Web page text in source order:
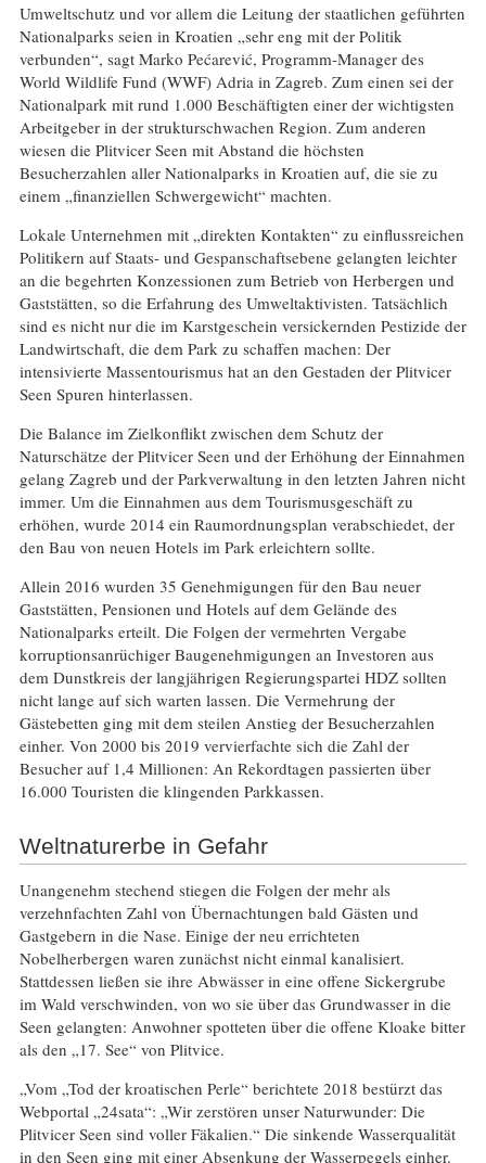
Umweltschutz und vor allem die Leitung der staatlichen geführten
Nationalparks seien in Kroatien „sehr eng mit der Politik
verbunden“, sagt Marko Pećarević, Programm-Manager des
World Wildlife Fund (WWF) Adria in Zagreb. Zum einen sei der
Nationalpark mit rund 1.000 Beschäftigten einer der wichtigsten
Arbeitgeber in der strukturschwachen Region. Zum anderen
wiesen die Plitvicer Seen mit Abstand die höchsten
Besucherzahlen aller Nationalparks in Kroatien auf, die sie zu
einem „finanziellen Schwergewicht“ machten.
Lokale Unternehmen mit „direkten Kontakten“ zu einflussreichen
Politikern auf Staats- und Gespanschaftsebene gelangten leichter
an die begehrten Konzessionen zum Betrieb von Herbergen und
Gaststätten, so die Erfahrung des Umweltaktivisten. Tatsächlich
sind es nicht nur die im Karstgeschein versickernden Pestizide der
Landwirtschaft, die dem Park zu schaffen machen: Der
intensivierte Massentourismus hat an den Gestaden der Plitvicer
Seen Spuren hinterlassen.
Die Balance im Zielkonflikt zwischen dem Schutz der
Naturschätze der Plitvicer Seen und der Erhöhung der Einnahmen
gelang Zagreb und der Parkverwaltung in den letzten Jahren nicht
immer. Um die Einnahmen aus dem Tourismusgeschäft zu
erhöhen, wurde 2014 ein Raumordnungsplan verabschiedet, der
den Bau von neuen Hotels im Park erleichtern sollte.
Allein 2016 wurden 35 Genehmigungen für den Bau neuer
Gaststätten, Pensionen und Hotels auf dem Gelände des
Nationalparks erteilt. Die Folgen der vermehrten Vergabe
korruptionsanrüchiger Baugenehmigungen an Investoren aus
dem Dunstkreis der langjährigen Regierungspartei HDZ sollten
nicht lange auf sich warten lassen. Die Vermehrung der
Gästebetten ging mit dem steilen Anstieg der Besucherzahlen
einher. Von 2000 bis 2019 vervierfachte sich die Zahl der
Besucher auf 1,4 Millionen: An Rekordtagen passierten über
16.000 Touristen die klingenden Parkkassen.
Weltnaturerbe in Gefahr
Unangenehm stechend stiegen die Folgen der mehr als
verzehnfachten Zahl von Übernachtungen bald Gästen und
Gastgebern in die Nase. Einige der neu errichteten
Nobelherbergen waren zunächst nicht einmal kanalisiert.
Stattdessen ließen sie ihre Abwässer in eine offene Sickergrube
im Wald verschwinden, von wo sie über das Grundwasser in die
Seen gelangten: Anwohner spotteten über die offene Kloake bitter
als den „17. See“ von Plitvice.
„Vom „Tod der kroatischen Perle“ berichtete 2018 bestürzt das
Webportal „24sata“: „Wir zerstören unser Naturwunder: Die
Plitvicer Seen sind voller Fäkalien.“ Die sinkende Wasserqualität
in den Seen ging mit einer Absenkung der Wasserpegels einher.